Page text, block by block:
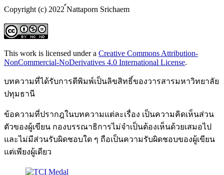
Copyright (c) 2022 ์Nattaporn Srichaem
This work is licensed under a Creative Commons Attribution-
NonCommercial-NoDerivatives 4.0 International License.
บทความที่ได้รับการตีพิมพ์เป็นลิขสิทธิ์ของวารสารมหาวิทยาลัย
ปทุมธานี
ข้อความที่ปรากฎในบทความแต่ละเรื่อง เป็นความคิดเห็นส่วน
ตัวของผู้เขียน กองบรรณาธิการไม่จำเป็นต้องเห็นด้วยเสมอไป
และไม่มีส่วนรับผิดชอบใด ๆ ถือเป็นความรับผิดชอบของผู้เขียน
แต่เพียงผู้เดียว